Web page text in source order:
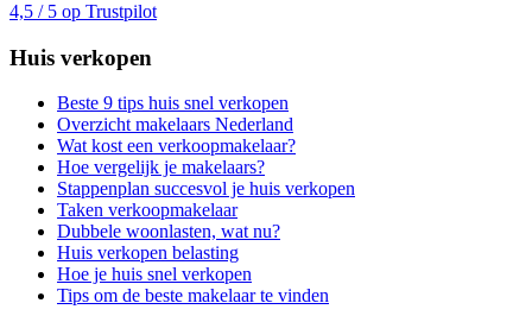
4,5 / 5 op Trustpilot
Huis verkopen
Beste 9 tips huis snel verkopen
Overzicht makelaars Nederland
Wat kost een verkoopmakelaar?
Hoe vergelijk je makelaars?
Stappenplan succesvol je huis verkopen
Taken verkoopmakelaar
Dubbele woonlasten, wat nu?
Huis verkopen belasting
Hoe je huis snel verkopen
Tips om de beste makelaar te vinden